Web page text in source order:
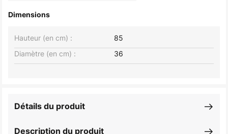
Dimensions
Hauteur (en cm) :
85
Diamètre (en cm) :
36
Description du produit
Détails du produit